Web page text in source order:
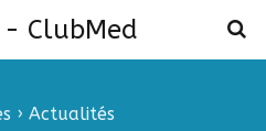
ClubMed
› Actualités